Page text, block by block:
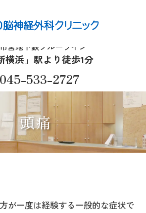
ック
営地下鉄ブルーライン
横浜」駅より徒歩1分
045-533-2727
頭痛
が一度は経験する一般的な症状で